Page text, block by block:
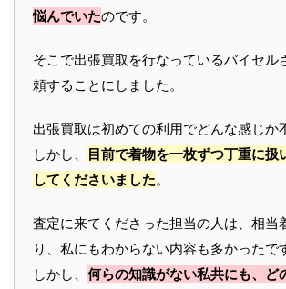
悩んでいたのです。
そこで出張買取を行なっているバイセル
頼することにしました。
出張買取は初めての利用でどんな感じか
しかし、
目前で着物を一枚ずつ丁重に扱
してくださいました。
査定に来てくださった担当の人は、相当
り、私にもわからない内容も多かったで
しかし、 何らの知識がない私共にも、ど